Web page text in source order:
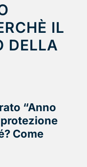
IL
DELLA
“Anno
Come